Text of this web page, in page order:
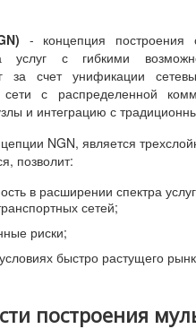
- концепция построения
услуг с гибкими
за счет унификации
сети с распределенной
и интеграцию с
NGN, является
позволит:
в расширении спектра
сетей;
риски;
быстро растущего
построения